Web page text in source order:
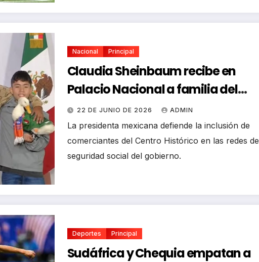
Nacional Principal
Claudia Sheinbaum recibe en
Palacio Nacional a familia del
pato Merlin
22 DE JUNIO DE 2026 ADMIN
La presidenta mexicana defiende la inclusión de
comerciantes del Centro Histórico en las redes de
seguridad social del gobierno.
Deportes Principal
Sudáfrica y Chequia empatan a